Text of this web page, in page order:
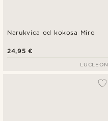
Narukvica od kokosa Miro
24,95 €
LUCLEON